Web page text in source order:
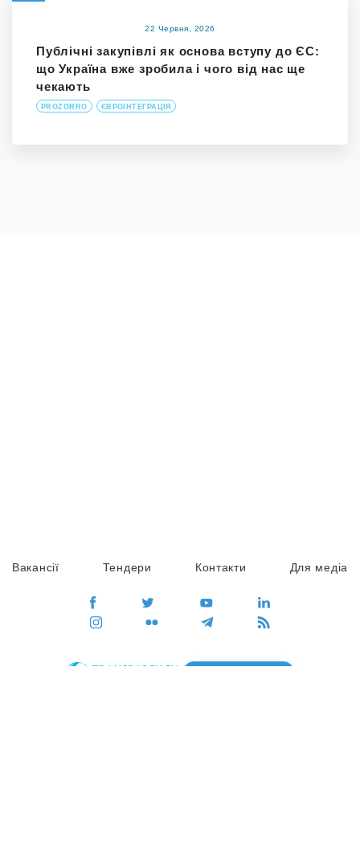
22 Червня, 2026
Публічні закупівлі як основа вступу до ЄС:
що Україна вже зробила і чого від нас ще
чекають
PROZORRO ЄВРОІНТЕГРАЦІЯ
Вакансії Тендери Контакти Для медіа